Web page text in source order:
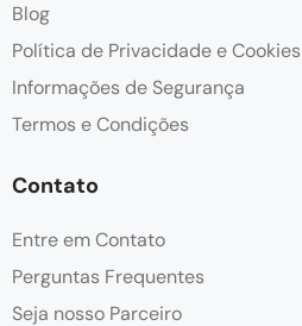
Blog
Política de Privacidade e Cookies
Informações de Segurança
Termos e Condições
Contato
Entre em Contato
Perguntas Frequentes
Seja nosso Parceiro